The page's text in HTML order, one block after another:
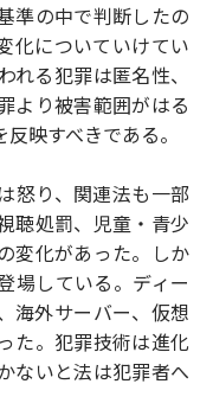
準の中で判断したの
化についていけてい
る犯罪は匿名性、
より被害範囲がはる
映すべきである。
怒り、関連法も一部
聴処罰、児童・青少
変化があった。しか
場している。ディー
海外サーバー、仮想
た。犯罪技術は進化
ないと法は犯罪者へ